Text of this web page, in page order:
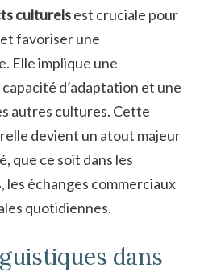
culturelsest cruciale pour
favoriser une
Elle implique une
d’adaptation et une
autres cultures. Cette
devient un atout majeur
que ce soit dans les
échanges commerciaux
quotidiennes.
dans